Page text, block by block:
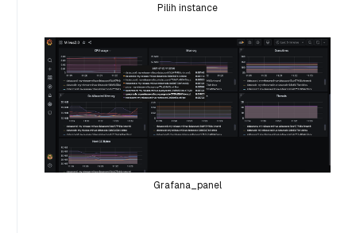
Pilih instance
Grafana_panel